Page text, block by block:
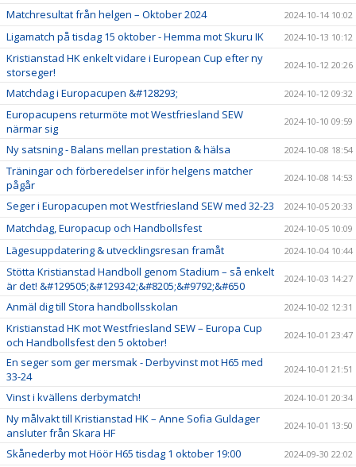
Matchresultat från helgen – Oktober 2024 2024-10-14 10:02
Ligamatch på tisdag 15 oktober - Hemma mot Skuru IK 2024-10-13 10:12
Kristianstad HK enkelt vidare i European Cup efter ny
storseger!
2024-10-12 20:26
Matchdag i Europacupen &#128293; 2024-10-12 09:32
Europacupens returmöte mot Westfriesland SEW
närmar sig
2024-10-10 09:59
Ny satsning - Balans mellan prestation & hälsa 2024-10-08 18:54
Träningar och förberedelser inför helgens matcher
pågår
2024-10-08 14:53
Seger i Europacupen mot Westfriesland SEW med 32-23 2024-10-05 20:33
Matchdag, Europacup och Handbollsfest 2024-10-05 10:09
Lägesuppdatering & utvecklingsresan framåt 2024-10-04 10:44
Stötta Kristianstad Handboll genom Stadium – så enkelt
är det! &#129505;&#129342;&#8205;&#9792;&#650
2024-10-03 14:27
Anmäl dig till Stora handbollsskolan 2024-10-02 12:31
Kristianstad HK mot Westfriesland SEW – Europa Cup
och Handbollsfest den 5 oktober!
2024-10-01 23:47
En seger som ger mersmak - Derbyvinst mot H65 med
33-24
2024-10-01 21:51
Vinst i kvällens derbymatch! 2024-10-01 20:34
Ny målvakt till Kristianstad HK – Anne Sofia Guldager
ansluter från Skara HF
2024-10-01 13:50
Skånederby mot Höör H65 tisdag 1 oktober 19:00 2024-09-30 22:02